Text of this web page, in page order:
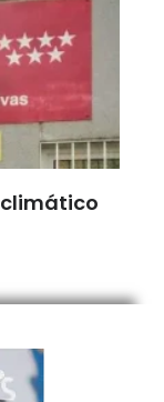
climático